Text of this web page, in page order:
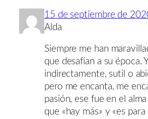
15 de septiembre de
Alda
Siempre me han
que desafían a su época.
indirectamente, sutil o
pero me encanta, me
pasión, ese fue en el
que «hay más» y «es para